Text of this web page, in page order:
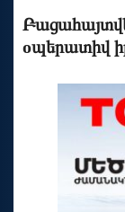
oպերատիվ